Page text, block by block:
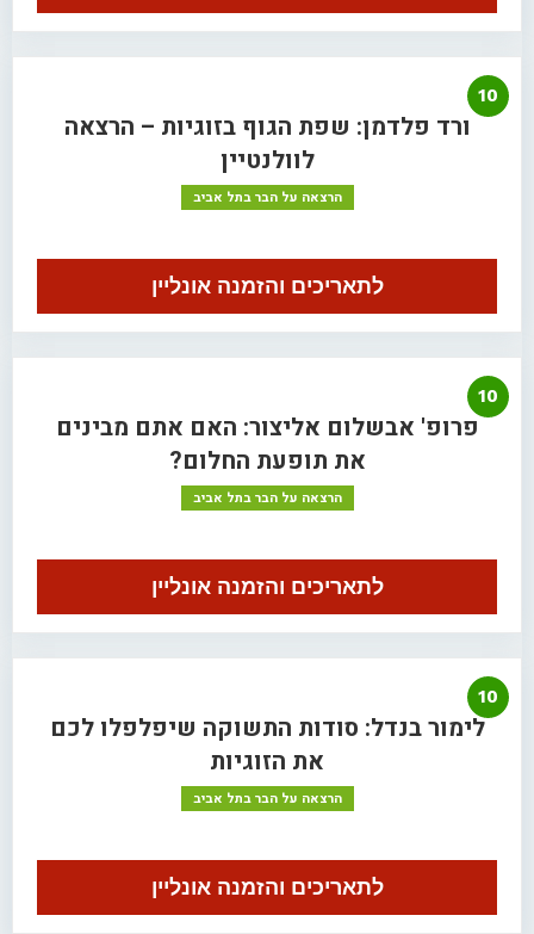
10
ורד פלדמן: שפת הגוף בזוגיות – הרצאה
לוולנטיין
הרצאה על הבר בתל אביב
לתאריכים והזמנה אונליין
10
פרופ' אבשלום אליצור: האם אתם מבינים
את תופעת החלום?
הרצאה על הבר בתל אביב
לתאריכים והזמנה אונליין
10
לימור בנדל: סודות התשוקה שיפלפלו לכם
את הזוגיות
הרצאה על הבר בתל אביב
לתאריכים והזמנה אונליין